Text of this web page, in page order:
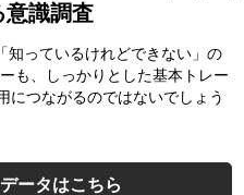
意識調査
っているけれどできない」の
も、しっかりとした基本トレー
につながるのではないでしょう
ータはこちら